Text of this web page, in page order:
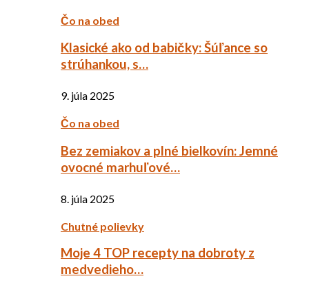
Čo na obed
Klasické ako od babičky: Šúľance so
strúhankou, s…
9. júla 2025
Čo na obed
Bez zemiakov a plné bielkovín: Jemné
ovocné marhuľové…
8. júla 2025
Chutné polievky
Moje 4 TOP recepty na dobroty z
medvedieho…